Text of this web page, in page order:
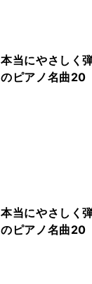
本当にやさしく
のピアノ名曲20
本当にやさしく
のピアノ名曲20